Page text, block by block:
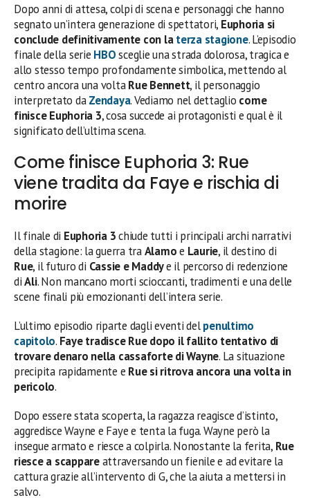
Dopo anni di attesa, colpi di scena e personaggi che hanno
segnato un’intera generazione di spettatori, Euphoria si
conclude definitivamente con laterza stagione. L’episodio
finale della serie HBOsceglie una strada dolorosa, tragica e
allo stesso tempo profondamente simbolica, mettendo al
centro ancora una voltaRue Bennett, il personaggio
interpretato daZendaya. Vediamo nel dettaglio come
finisce Euphoria 3, cosa succede ai protagonisti e qual è il
significato dell’ultima scena.
Come finisce Euphoria 3: Rue
viene tradita da Faye e rischia di
morire
Il finale di Euphoria 3chiude tutti i principali archi narrativi
della stagione: la guerra traAlamoe Laurie, il destino di
Rue, il futuro di Cassie e Maddye il percorso di redenzione
diAli. Non mancano morti scioccanti, tradimenti e una delle
scene finali più emozionanti dell’intera serie.
L’ultimo episodio riparte dagli eventi delpenultimo
capitolo. Faye tradisce Rue dopo il fallito tentativo di
trovare denaro nella cassaforte di Wayne. La situazione
precipita rapidamente e Rue si ritrova ancora una volta in
pericolo.
Dopo essere stata scoperta, la ragazza reagisce d’istinto,
aggredisce Wayne e Faye e tenta la fuga. Wayne però la
insegue armato e riesce a colpirla. Nonostante la ferita, Rue
riesce a scappareattraversando un fienile e ad evitare la
cattura grazie all’intervento di G, che la aiuta a mettersi in
salvo.